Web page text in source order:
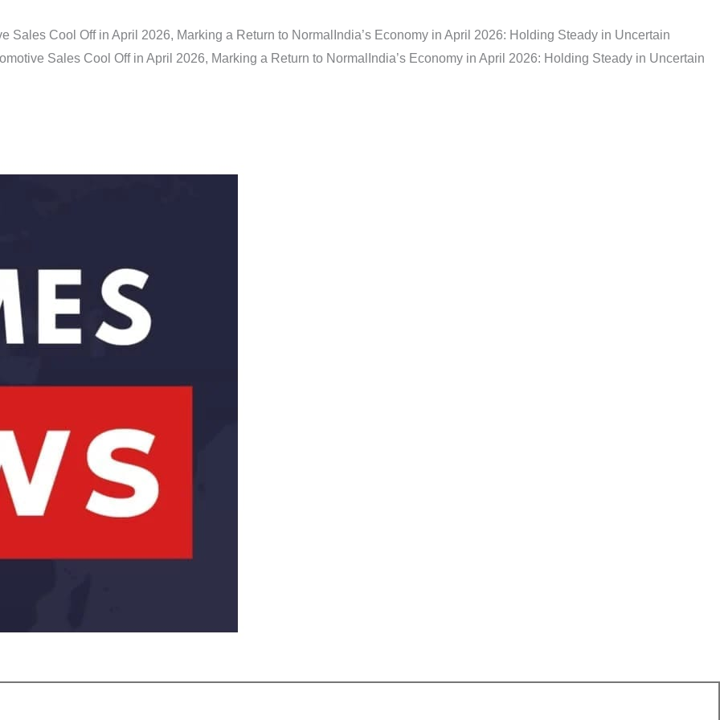
Sales Cool Off in April 2026, Marking a Return to Normal India’s Economy in April 2026: Holding Steady in Uncertain
Sales Cool Off in April 2026, Marking a Return to Normal India’s Economy in April 2026: Holding Steady in Uncertain